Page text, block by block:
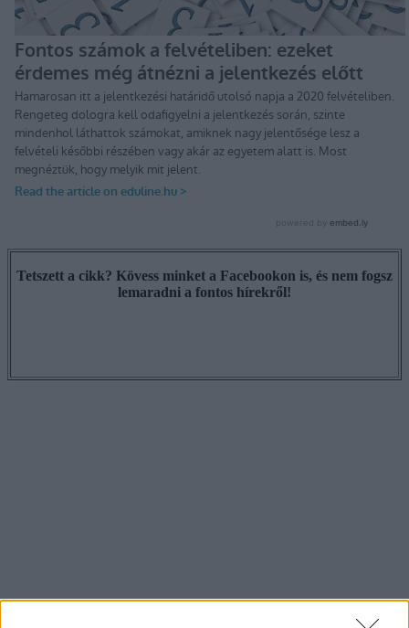
Tetszett a cikk? Kövess minket a Facebookon is, és nem fogsz
lemaradni a fontos hírekről!